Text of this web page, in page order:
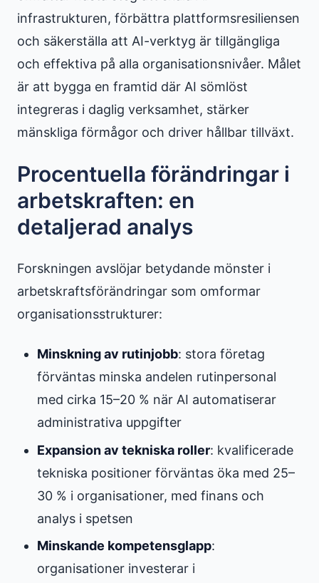
infrastrukturen, förbättra plattformsresiliensen
och säkerställa att AI-verktyg är tillgängliga
och effektiva på alla organisationsnivåer. Målet
är att bygga en framtid där AI sömlöst
integreras i daglig verksamhet, stärker
mänskliga förmågor och driver hållbar tillväxt.
Procentuella förändringar i
arbetskraften: en
detaljerad analys
Forskningen avslöjar betydande mönster i
arbetskraftsförändringar som omformar
organisationsstrukturer:
Minskning av rutinjobb: stora företag
förväntas minska andelen rutinpersonal
med cirka 15–20 % när AI automatiserar
administrativa uppgifter
Expansion av tekniska roller: kvalificerade
tekniska positioner förväntas öka med 25–
30 % i organisationer, med finans och
analys i spetsen
Minskande kompetensglapp:
organisationer investerar i